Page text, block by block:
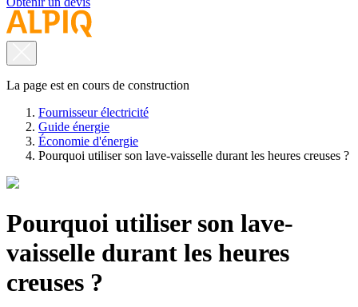
La page est en cours de construction
Fournisseur électricité
Guide énergie
Économie d'énergie
Pourquoi utiliser son lave-vaisselle durant les heures creuses ?
Pourquoi utiliser son lave-
vaisselle durant les heures
creuses ?